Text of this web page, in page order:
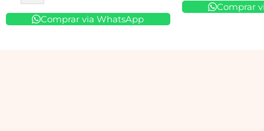
Comprar via WhatsApp
Comprar